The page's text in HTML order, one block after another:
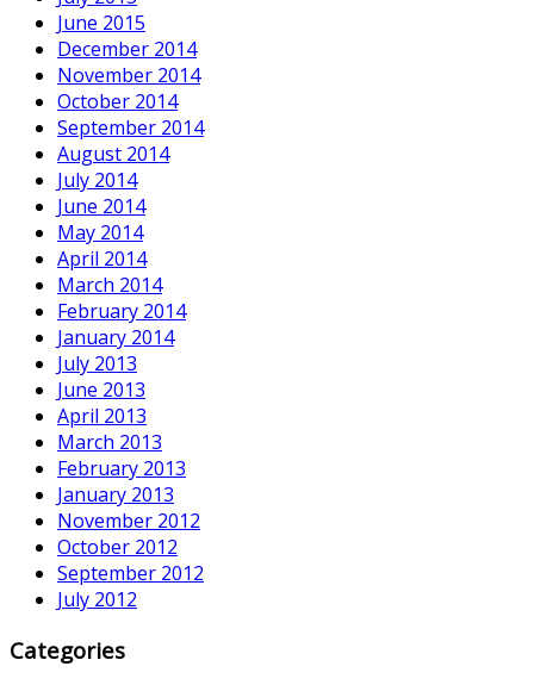
June 2015
December 2014
November 2014
October 2014
September 2014
August 2014
July 2014
June 2014
May 2014
April 2014
March 2014
February 2014
January 2014
July 2013
June 2013
April 2013
March 2013
February 2013
January 2013
November 2012
October 2012
September 2012
July 2012
Categories